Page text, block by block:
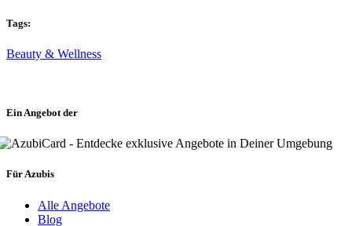
Tags:
Beauty & Wellness
Ein Angebot der
Für Azubis
Alle Angebote
Blog